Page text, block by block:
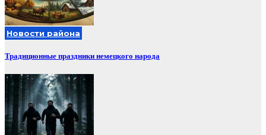
Новости района
Традиционные праздники немецкого народа